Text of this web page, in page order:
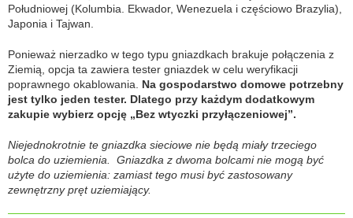
Południowej (Kolumbia. Ekwador, Wenezuela i częściowo Brazylia),
Japonia i Tajwan.
Ponieważ nierzadko w tego typu gniazdkach brakuje połączenia z
Ziemią, opcja ta zawiera tester gniazdek w celu weryfikacji
poprawnego okablowania. Na gospodarstwo domowe potrzebny
jest tylko jeden tester. Dlatego przy każdym dodatkowym
zakupie wybierz opcję „Bez wtyczki przyłączeniowej”.
Niejednokrotnie te gniazdka sieciowe nie będą miały trzeciego
bolca do uziemienia. Gniazdka z dwoma bolcami nie mogą być
użyte do uziemienia: zamiast tego musi być zastosowany
zewnętrzny pręt uziemiający.